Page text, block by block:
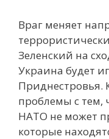
Враг меняет
Зеленский на
Украина будет
Приднестровья.
проблемы с тем,
НАТО не может
которые